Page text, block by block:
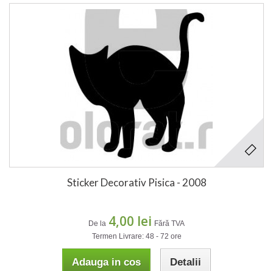
Sticker Decorativ Pisica - 2008
De la 4,00 lei Fără TVA
Termen Livrare: 48 - 72 ore
Adauga in cos Detalii